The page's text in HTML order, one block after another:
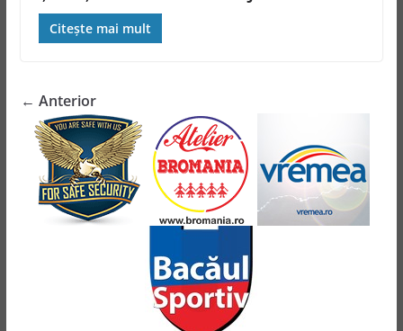
Citește mai mult
← Anterior